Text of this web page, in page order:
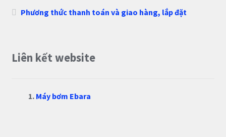
Phương thức thanh toán và giao hàng, lắp đặt
Liên kết website
Máy bơm Ebara